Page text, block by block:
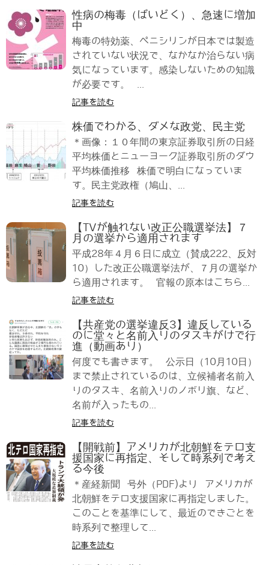
性病の梅毒（ばいどく）、急速に増加
中
梅毒の特効薬、ペニシリンが日本では製造
されていない状況で、なかなか治らない病
気になっています。感染しないための知識
が必要です。 ...
記事を読む
株価でわかる、ダメな政党、民主党
＊画像：１０年間の東京証券取引所の日経
平均株価とニューヨーク証券取引所のダウ
平均株価推移 株価で明白になっていま
す。民主党政権（鳩山、...
記事を読む
【TVが触れない改正公職選挙法】７
月の選挙から適用されます
平成28年４月６日に成立（賛成222、反対
10）した改正公職選挙法が、７月の選挙か
ら適用されます。 官報の原本はこちら...
記事を読む
【共産党の選挙違反3】違反している
のに堂々と名前入りのタスキがけで行
進（動画あり）
何度でも書きます。 公示日（10月10日）
まで禁止されているのは、立候補者名前入
りのタスキ、名前入りのノボリ旗、など、
名前が入ったもの...
記事を読む
【開戦前】アメリカが北朝鮮をテロ支
援国家に再指定、そして時系列で考え
る今後
＊産経新聞 号外（PDF)より アメリカが
北朝鮮をテロ支援国家に再指定しました。
このことを基準にして、最近のできごとを
時系列で整理して...
記事を読む